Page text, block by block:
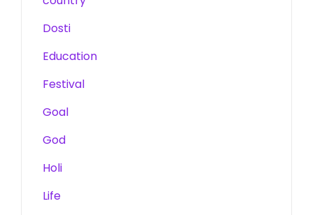
Dosti
Education
Festival
Goal
God
Holi
Life